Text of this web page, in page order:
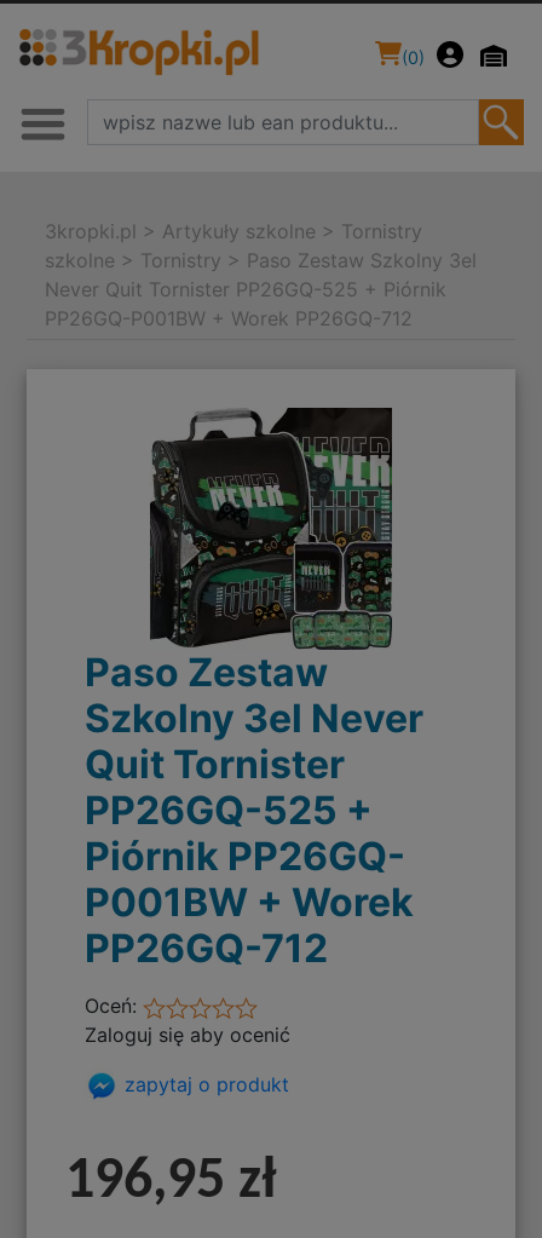
(0)
3kropki.pl > Artykuły szkolne > Tornistry
szkolne > Tornistry > Paso Zestaw Szkolny 3el
Never Quit Tornister PP26GQ-525 + Piórnik
PP26GQ-P001BW + Worek PP26GQ-712
Paso Zestaw
Szkolny 3el Never
Quit Tornister
PP26GQ-525 +
Piórnik PP26GQ-
P001BW + Worek
PP26GQ-712
Oceń:
Zaloguj się aby ocenić
zapytaj o produkt
196,95 zł